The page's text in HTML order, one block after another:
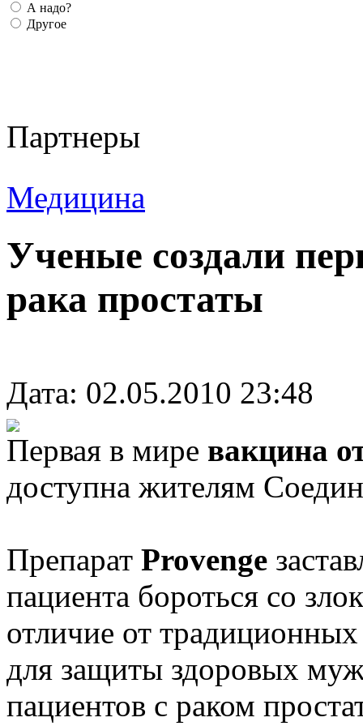
А надо?
Другое
Партнеры
Медицина
Ученые создали
рака простаты
Дата: 02.05.2010 23:48
Первая в мире вакцина
доступна жителям
Препарат Provenge
пациента бороться со
отличие от
для защиты здоровых
пациентов с раком